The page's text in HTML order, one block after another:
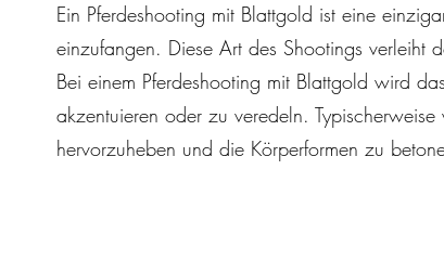
Ein Pferdeshooting mit Blattgold ist eine
einzufangen. Diese Art des Shootings verleiht
Bei einem Pferdeshooting mit Blattgold wird
akzentuieren oder zu veredeln.
hervorzuheben und die Körperformen zu